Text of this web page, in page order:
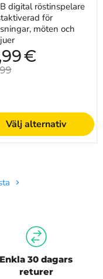
digital röstinspelare
för
möten och
€
Välj alternativ
Enkla 30 dagars
returer